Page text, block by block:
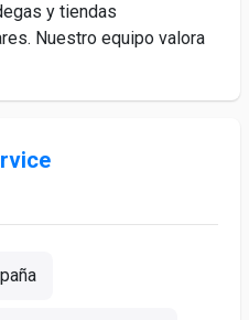
y tiendas
Nuestro equipo valora